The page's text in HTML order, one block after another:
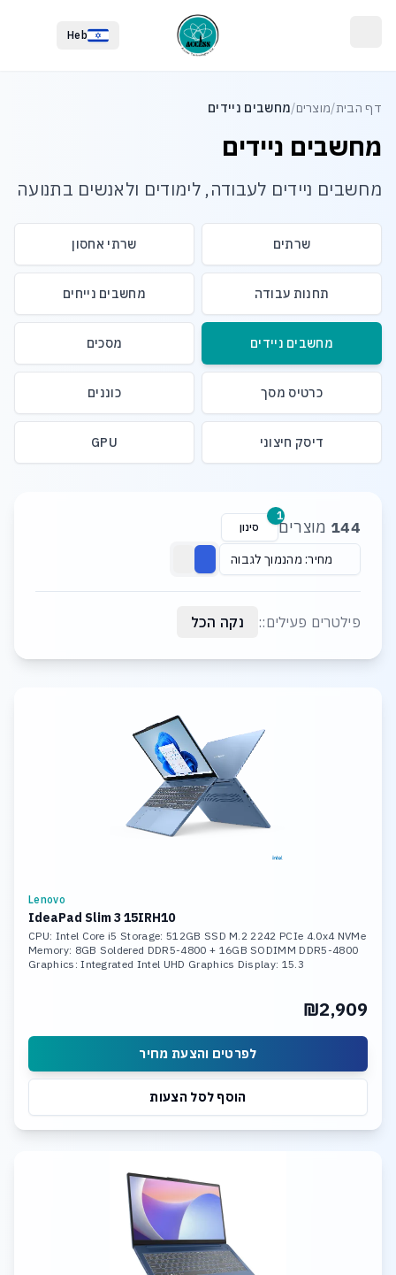
Heb
דף הבית/מוצרים/מחשבים ניידים
מחשבים ניידים
מחשבים ניידים לעבודה, לימודים ולאנשים בתנועה
שרתים שרתי אחסון
תחנות עבודה מחשבים נייחים
מחשבים ניידים מסכים
כרטיס מסך כוננים
דיסק חיצוני GPU
144 מוצרים סינון
1
מחיר: מהנמוך לגבוה
פילטרים פעילים:: נקה הכל
Lenovo
IdeaPad Slim 3 15IRH10
CPU: Intel Core i5 Storage: 512GB SSD M.2 2242 PCIe 4.0x4 NVMe
Memory: 8GB Soldered DDR5-4800 + 16GB SODIMM DDR5-4800
Graphics: Integrated Intel UHD Graphics Display: 15.3
₪2,909
לפרטים והצעת מחיר
הוסף לסל הצעות